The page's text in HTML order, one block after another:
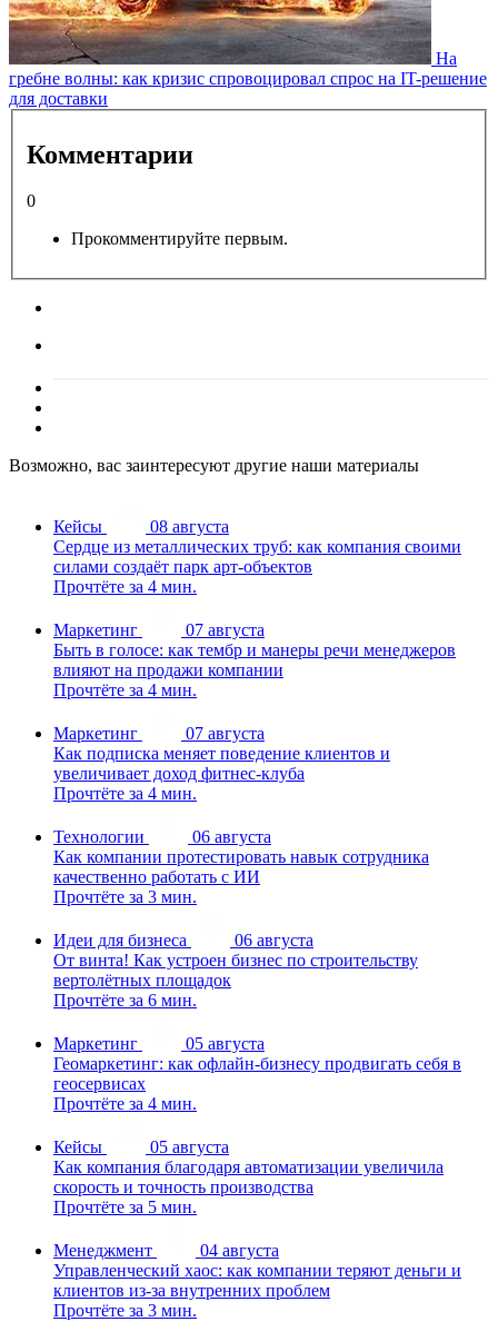
На
гребне волны: как кризис спровоцировал спрос на IT-решение
для доставки
Комментарии
0
Прокомментируйте первым.
Возможно, вас заинтересуют другие наши материалы
Кейсы
08 августа
Сердце из металлических труб: как компания своими
силами создаёт парк арт-объектов
Прочтёте за 4 мин.
Маркетинг
07 августа
Быть в голосе: как тембр и манеры речи менеджеров
влияют на продажи компании
Прочтёте за 4 мин.
Маркетинг
07 августа
Как подписка меняет поведение клиентов и
увеличивает доход фитнес-клуба
Прочтёте за 4 мин.
Технологии
06 августа
Как компании протестировать навык сотрудника
качественно работать с ИИ
Прочтёте за 3 мин.
Идеи для бизнеса
06 августа
От винта! Как устроен бизнес по строительству
вертолётных площадок
Прочтёте за 6 мин.
Маркетинг
05 августа
Геомаркетинг: как офлайн-бизнесу продвигать себя в
геосервисах
Прочтёте за 4 мин.
Кейсы
05 августа
Как компания благодаря автоматизации увеличила
скорость и точность производства
Прочтёте за 5 мин.
Менеджмент
04 августа
Управленческий хаос: как компании теряют деньги и
клиентов из-за внутренних проблем
Прочтёте за 3 мин.